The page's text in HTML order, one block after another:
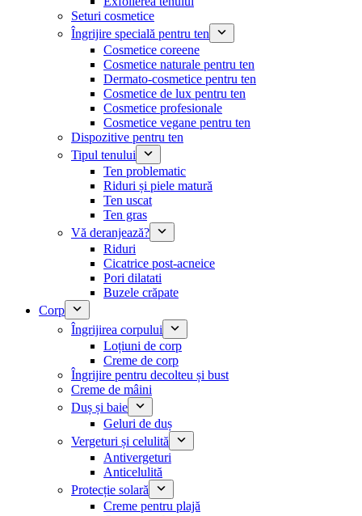
Seturi cosmetice
Îngrijire specială pentru ten
Cosmetice coreene
Cosmetice naturale pentru ten
Dermato-cosmetice pentru ten
Cosmetice de lux pentru ten
Cosmetice profesionale
Cosmetice vegane pentru ten
Dispozitive pentru ten
Tipul tenului
Ten problematic
Riduri și piele matură
Ten uscat
Ten gras
Vă deranjează?
Riduri
Cicatrice post-acneice
Pori dilatati
Buzele crăpate
Corp
Îngrijirea corpului
Loțiuni de corp
Creme de corp
Îngrijire pentru decolteu și bust
Creme de mâini
Duș și baie
Geluri de duș
Vergeturi și celulită
Antivergeturi
Anticelulită
Protecție solară
Creme pentru plajă